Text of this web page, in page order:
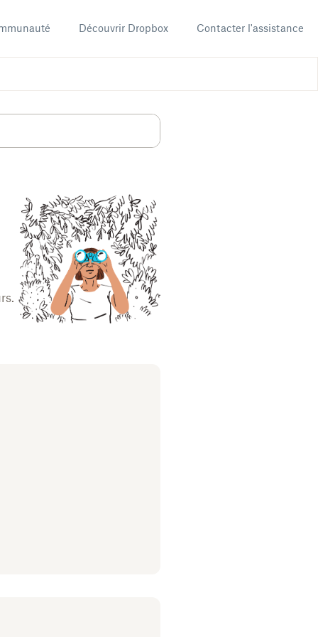
Découvrir Dropbox Contacter l'assistance